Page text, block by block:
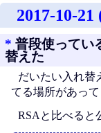
2017-10-21
* 普段使ってい
替えた
だいたい入れ替
てる場所があっ
RSAと比べると